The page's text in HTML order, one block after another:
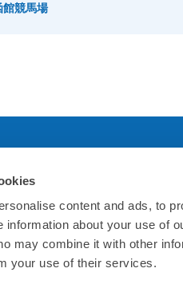
content and ads, to
information about your use of
may combine it with other
your use of their services.
館競馬場
会社について
会社ホームページ
会社概要